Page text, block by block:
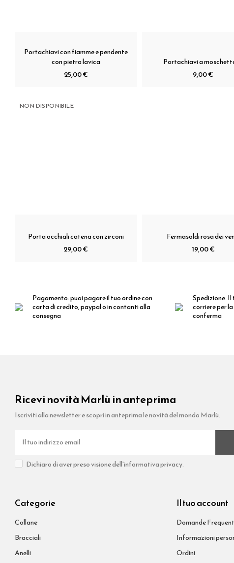
Portachiavi con fiamme e pendente
con pietra lavica
25,00 €
Portachiavi a
9,00 €
NON DISPONIBILE
Porta occhiali catena con zirconi
29,00 €
Fermasoldi rosa dei
19,00 €
Pagamento:puoi pagare il tuo ordine con
carta di credito, paypal o in contanti alla
consegna
Spedizione:Il
corriere per
conferma
Ricevi novità Marlù in anteprima
Iscriviti alla newsletter e scopri in anteprima le novità del mondo Marlù.
Dichiaro di aver preso visione dell'informativa privacy.
Categorie
Collane
Bracciali
Anelli
Il tuo account
Domande
Informazioni
Ordini